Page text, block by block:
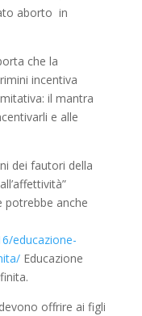
aborto in
che la
incentiva
il mantra
e alle
dei fautori della
potrebbe anche
educazione-
Educazione
offrire ai figli